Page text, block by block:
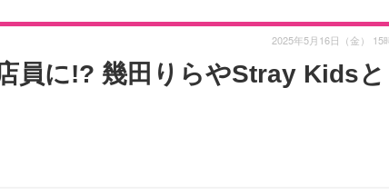
員に!? 幾田りらやStray Kidsと
2025年5月16日（金） 15